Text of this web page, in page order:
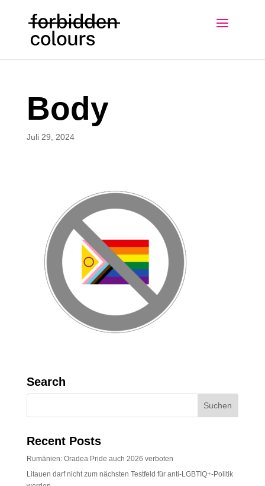
Body
Juli 29, 2024
Search
Recent Posts
Rumänien: Oradea Pride auch 2026 verboten
Litauen darf nicht zum nächsten Testfeld für anti-LGBTIQ+-Politik